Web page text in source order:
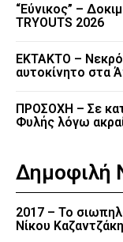
“Εύνικος” –
TRYOUTS 2026
EKTAKTO –
αυτοκίνητο στα
ΠΡΟΣΟΧΗ – Σε
Φυλής λόγω
Δημοφιλή
2017 – Το
Νίκου Καζαντζάκη